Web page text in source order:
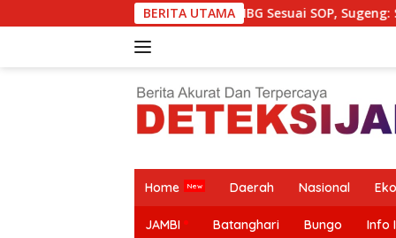
ke
BERITA UTAMA
Salurkan MBG Sesuai SOP, Sugeng: Seluruh Makanan Segar
Home Daerah Nasional
JAMBI Batanghari Bungo Info